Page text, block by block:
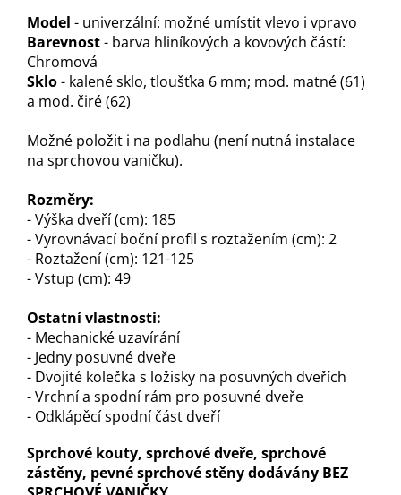
Model - univerzální: možné umístit vlevo i vpravo
Barevnost- barva hliníkových a kovových částí:
Chromová
Sklo- kalené sklo, tloušťka 6 mm; mod. matné (61)
a mod. čiré (62)
Možné položit i na podlahu (není nutná instalace
na sprchovou vaničku).
Rozměry:
- Výška dveří (cm): 185
- Vyrovnávací boční profil s roztažením (cm): 2
- Roztažení (cm): 121-125
- Vstup (cm): 49
Ostatní vlastnosti:
- Mechanické uzavírání
- Jedny posuvné dveře
- Dvojité kolečka s ložisky na posuvných dveřích
- Vrchní a spodní rám pro posuvné dveře
- Odklápěcí spodní část dveří
Sprchové kouty, sprchové dveře, sprchové
zástěny, pevné sprchové stěny dodávány BEZ